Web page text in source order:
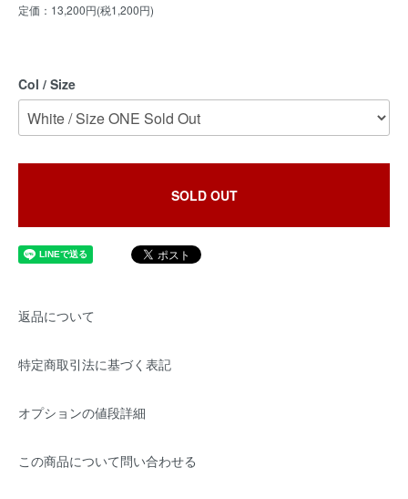
定価：13,200円(税1,200円)
Col / Size
SOLD OUT
返品について
特定商取引法に基づく表記
オプションの値段詳細
この商品について問い合わせる